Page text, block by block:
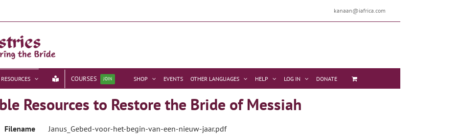
kanaan@iafrica.com
COURSES JOIN SHOP EVENTS OTHER LANGUAGES HELP LOG IN DONATE
Resources to Restore the Bride of Messiah
Filename
Janus_Gebed-voor-het-begin-van-een-nieuw-jaar.pdf